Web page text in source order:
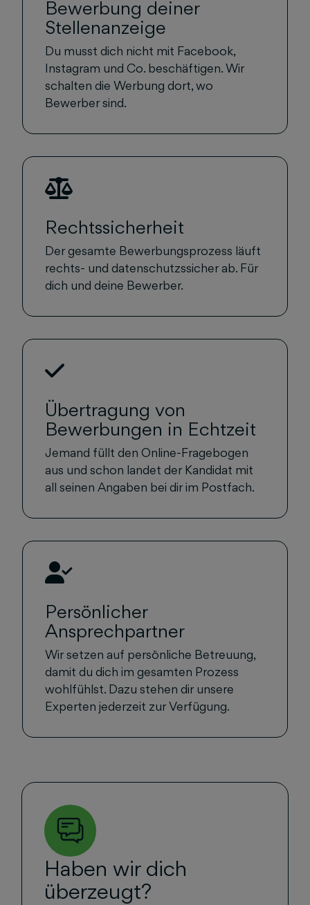
Bewerbung deiner
Stellenanzeige
Du musst dich nicht mit Facebook,
Instagram und Co. beschäftigen. Wir
schalten die Werbung dort, wo
Bewerber sind.
Rechtssicherheit
Der gesamte Bewerbungsprozess läuft
rechts- und datenschutzssicher ab. Für
dich und deine Bewerber.
Übertragung von
Bewerbungen in Echtzeit
Jemand füllt den Online-Fragebogen
aus und schon landet der Kandidat mit
all seinen Angaben bei dir im Postfach.
Persönlicher
Ansprechpartner
Wir setzen auf persönliche Betreuung,
damit du dich im gesamten Prozess
wohlfühlst. Dazu stehen dir unsere
Experten jederzeit zur Verfügung.
Haben wir dich
überzeugt?